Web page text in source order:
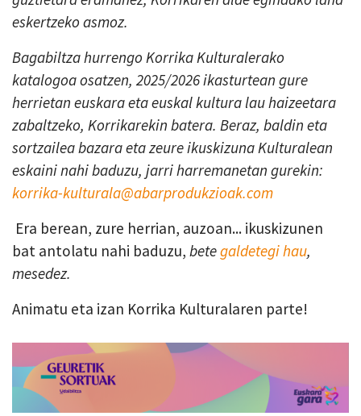
eskertzeko asmoz.
Bagabiltza hurrengo Korrika Kulturalerako
katalogoa osatzen, 2025/2026 ikasturtean gure
herrietan euskara eta euskal kultura lau haizeetara
zabaltzeko, Korrikarekin batera. Beraz, baldin eta
sortzailea bazara eta zeure ikuskizuna Kulturalean
eskaini nahi baduzu, jarri harremanetan gurekin:
korrika-kulturala@abarprodukzioak.com
Era berean, zure herrian, auzoan... ikuskizunen
bat antolatu nahi baduzu, betegaldetegi hau,
mesedez.
Animatu eta izan Korrika Kulturalaren parte!